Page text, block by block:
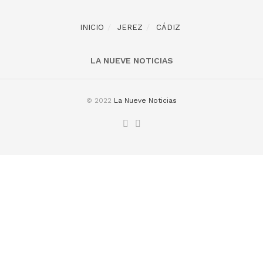
INICIO JEREZ CÁDIZ
LA NUEVE NOTICIAS
© 2022 La Nueve Noticias